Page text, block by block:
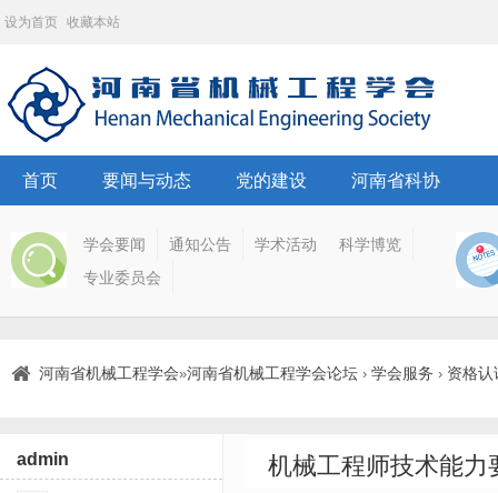
设为首页 收藏本站
首页 要闻与动态 党的建设 河南省科协
学会要闻 通知公告 学术活动
科学博览
专业委员会
河南省机械工程学会»河南省机械工程学会论坛 › 学会服务 › 资格认
admin 机械工程师技术能力